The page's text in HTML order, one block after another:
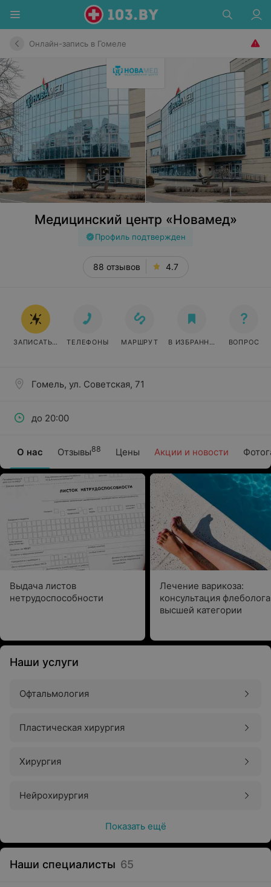
Онлайн-запись в Гомеле
Медицинский центр «Новамед»
Профиль подтвержден
88 отзывов 4.7
О нас Отзывы88 Цены Акции и новости
Гомель, ул. Советская, 71
до 20:00
ЗАПИСАТЬСЯ ОНЛАЙН
ТЕЛЕФОНЫ МАРШРУТ В ИЗБРАННОЕ ВОПРОС
Выдача листов
нетрудоспособности
Лечение варикоза:
консультация флеболога
высшей категории
Наши услуги
Офтальмология
Пластическая хирургия
Хирургия
Нейрохирургия
Показать ещё
Наши специалисты 65